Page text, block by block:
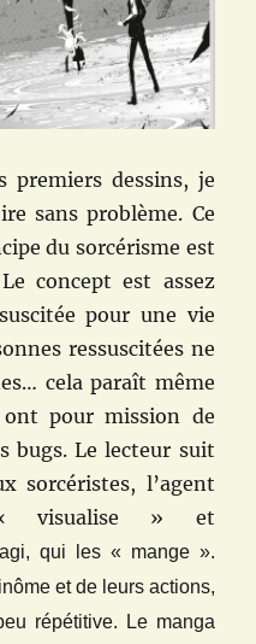
premiers dessins, je
sans problème. Ce
du sorcérisme est
concept est assez
pour une vie
ressuscitées ne
cela paraît même
ont pour mission de
bugs. Le lecteur suit
sorcéristes, l’agent
visualise » et
qui les « mange ».
et de leurs actions,
répétitive. Le manga